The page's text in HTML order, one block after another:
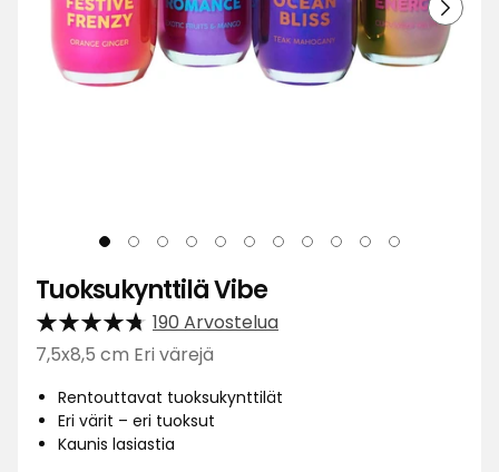
Tuoksukynttilä Vibe
190 Arvostelua
7,5x8,5 cm Eri värejä
Rentouttavat tuoksukynttilät
Eri värit – eri tuoksut
Kaunis lasiastia